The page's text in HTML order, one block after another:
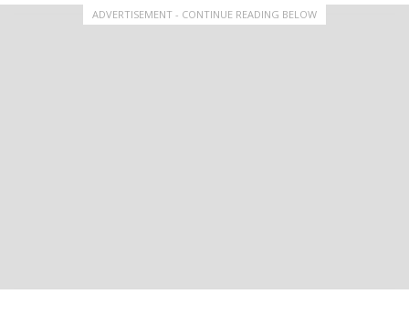
ADVERTISEMENT - CONTINUE READING BELOW